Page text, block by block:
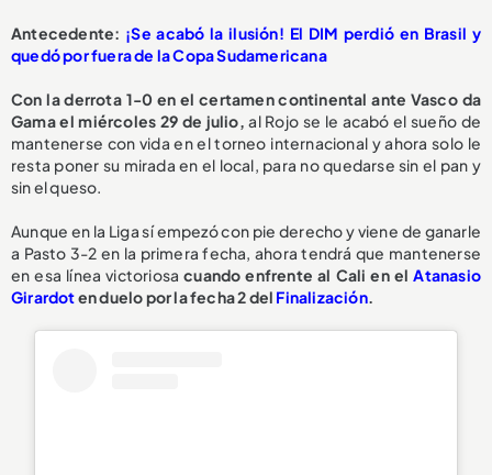
Antecedente: ¡Se acabó la ilusión! El DIM perdió en Brasil y
quedó por fuera de la Copa Sudamericana
Con la derrota 1-0 en el certamen continental ante Vasco da
Gama el miércoles 29 de julio, al Rojo se le acabó el sueño de
mantenerse con vida en el torneo internacional y ahora solo le
resta poner su mirada en el local, para no quedarse sin el pan y
sin el queso.
Aunque en la Liga sí empezó con pie derecho y viene de ganarle
a Pasto 3-2 en la primera fecha, ahora tendrá que mantenerse
en esa línea victoriosacuando enfrente al Cali en elAtanasio
Girardoten duelo por la fecha 2 del Finalización.